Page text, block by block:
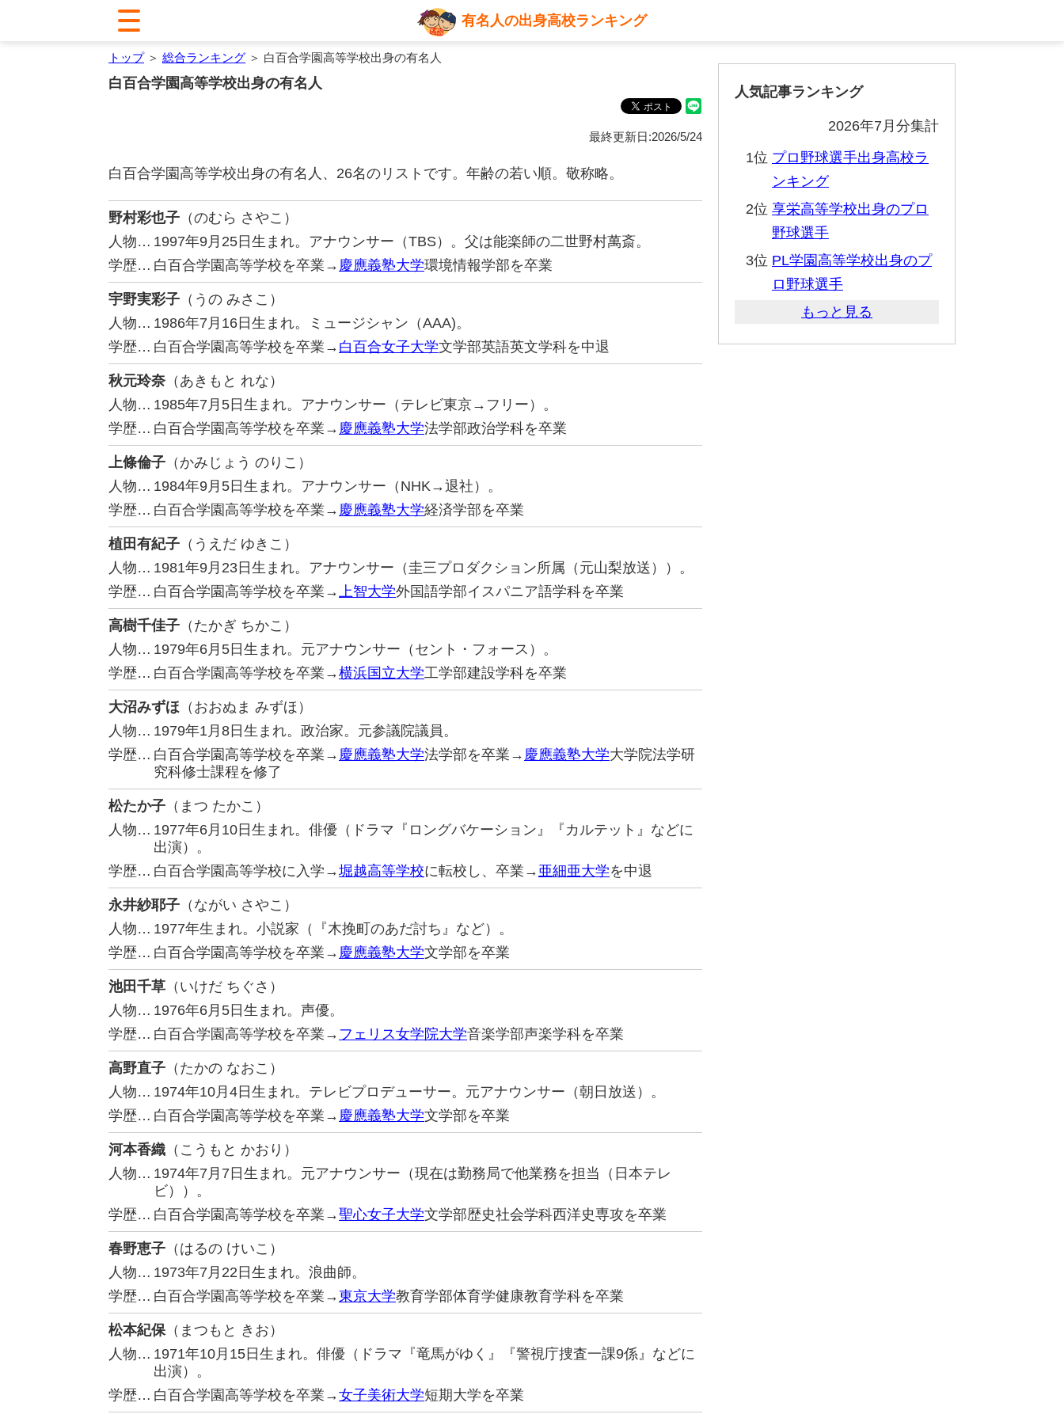
有名人の出身高校ランキング
トップ＞ 総合ランキング ＞ 白百合学園高等学校出身の有名人
白百合学園高等学校出身の有名人
最終更新日:2026/5/24
白百合学園高等学校出身の有名人、26名のリストです。年齢の若い順。敬称略。
野村彩也子 （のむら さやこ）
人物… 1997年9月25日生まれ。アナウンサー（TBS）。父は能楽師の二世野村萬斎。
学歴… 白百合学園高等学校を卒業→ 慶應義塾大学環境情報学部を卒業
宇野実彩子 （うの みさこ）
人物… 1986年7月16日生まれ。ミュージシャン（AAA)。
学歴… 白百合学園高等学校を卒業→ 白百合女子大学文学部英語英文学科を中退
秋元玲奈 （あきもと れな）
人物… 1985年7月5日生まれ。アナウンサー（テレビ東京→フリー）。
学歴… 白百合学園高等学校を卒業→ 慶應義塾大学法学部政治学科を卒業
上條倫子 （かみじょう のりこ）
人物… 1984年9月5日生まれ。アナウンサー（NHK→退社）。
学歴… 白百合学園高等学校を卒業→ 慶應義塾大学経済学部を卒業
植田有紀子 （うえだ ゆきこ）
人物… 1981年9月23日生まれ。アナウンサー（圭三プロダクション所属（元山梨放送））。
学歴… 白百合学園高等学校を卒業→上智大学外国語学部イスパニア語学科を卒業
高樹千佳子 （たかぎ ちかこ）
人物… 1979年6月5日生まれ。元アナウンサー（セント・フォース）。
学歴… 白百合学園高等学校を卒業→横浜国立大学工学部建設学科を卒業
大沼みずほ （おおぬま みずほ）
人物… 1979年1月8日生まれ。政治家。元参議院議員。
学歴… 白百合学園高等学校を卒業→ 慶應義塾大学法学部を卒業→ 慶應義塾大学大学院法学研
究科修士課程を修了
松たか子 （まつ たかこ）
人物… 1977年6月10日生まれ。俳優（ドラマ『ロングバケーション』『カルテット』などに
出演）。
学歴… 白百合学園高等学校に入学→堀越高等学校に転校し、卒業→ 亜細亜大学を中退
永井紗耶子 （ながい さやこ）
人物… 1977年生まれ。小説家（『木挽町のあだ討ち』など）。
学歴… 白百合学園高等学校を卒業→ 慶應義塾大学文学部を卒業
池田千草 （いけだ ちぐさ）
人物… 1976年6月5日生まれ。声優。
学歴… 白百合学園高等学校を卒業→ フェリス女学院大学音楽学部声楽学科を卒業
高野直子 （たかの なおこ）
人物… 1974年10月4日生まれ。テレビプロデューサー。元アナウンサー（朝日放送）。
学歴… 白百合学園高等学校を卒業→ 慶應義塾大学文学部を卒業
河本香織 （こうもと かおり）
人物… 1974年7月7日生まれ。元アナウンサー（現在は勤務局で他業務を担当（日本テレ
ビ））。
学歴… 白百合学園高等学校を卒業→聖心女子大学文学部歴史社会学科西洋史専攻を卒業
春野恵子 （はるの けいこ）
人物… 1973年7月22日生まれ。浪曲師。
学歴… 白百合学園高等学校を卒業→東京大学教育学部体育学健康教育学科を卒業
松本紀保（まつもと きお）
人物… 1971年10月15日生まれ。俳優（ドラマ『竜馬がゆく』『警視庁捜査一課9係』などに
出演）。
学歴… 白百合学園高等学校を卒業→女子美術大学短期大学を卒業
人気記事ランキング
2026年7月分集計
1位 プロ野球選手出身高校ラ
ンキング
2位 享栄高等学校出身のプロ
野球選手
3位 PL学園高等学校出身のプ
ロ野球選手
もっと見る